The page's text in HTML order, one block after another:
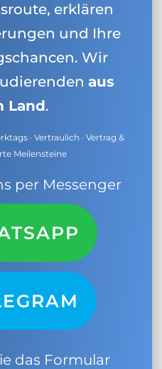
erklären
und Ihre
Wir
aus
Land.
· Vertraulich · Vertrag &
Meilensteine
per Messenger
das Formular